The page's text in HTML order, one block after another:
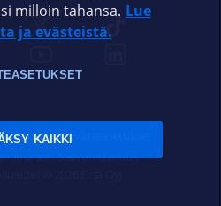
Tietosuoja Evästeasetukset
Saavutettavuus
milloin tahansa. Lue
ja evästeistä.
KAIKKI